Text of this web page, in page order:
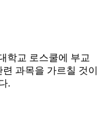
학교 로스쿨에 부교
과목을 가르칠 것이
.